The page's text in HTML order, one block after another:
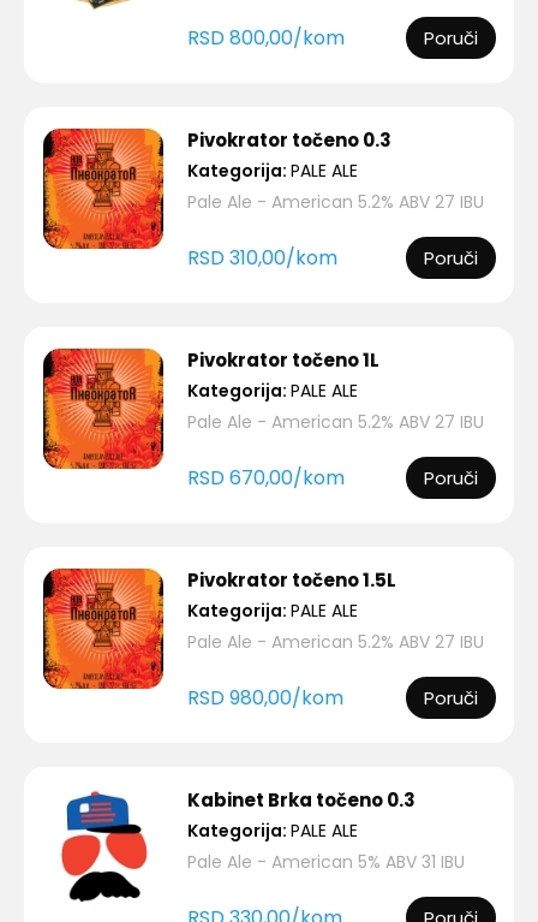
RSD800,00/kom Poruči
Pivokrator točeno 0.3
Kategorija: PALE ALE
Pale Ale - American 5.2% ABV 27 IBU
RSD310,00/kom Poruči
Pivokrator točeno 1L
Kategorija: PALE ALE
Pale Ale - American 5.2% ABV 27 IBU
RSD670,00/kom Poruči
Pivokrator točeno 1.5L
Kategorija: PALE ALE
Pale Ale - American 5.2% ABV 27 IBU
RSD980,00/kom Poruči
Kabinet Brka točeno 0.3
Kategorija: PALE ALE
Pale Ale - American 5% ABV 31 IBU